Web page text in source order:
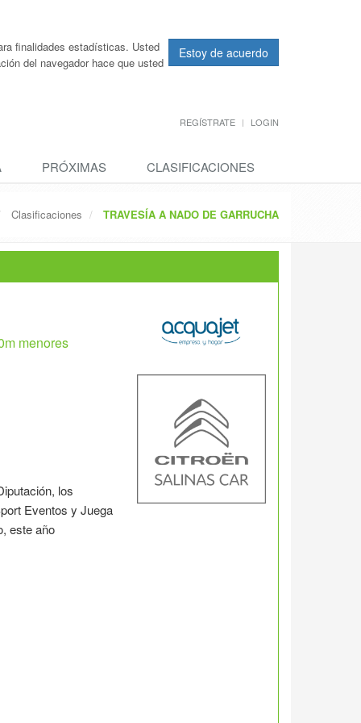
Estoy de acuerdo
finalidades estadísticas. Usted
del navegador hace que usted
REGÍSTRATE LOGIN
PRÓXIMAS CLASIFICACIONES
Clasificaciones TRAVESÍA A NADO DE GARRUCHA
menores
los
Eventos y Juega
este año